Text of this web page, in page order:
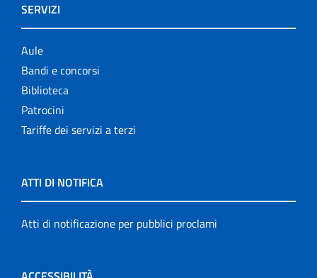
SERVIZI
Aule
Bandi e concorsi
Biblioteca
Patrocini
Tariffe dei servizi a terzi
ATTI DI NOTIFICA
Atti di notificazione per pubblici proclami